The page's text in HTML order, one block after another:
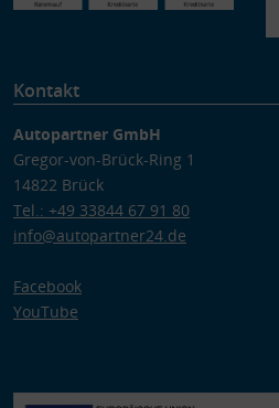
Kontakt
Autopartner GmbH
Gregor-von-Brück-Ring 1
14822 Brück
Tel.: +49 33844 67 91 80
info@autopartner24.de
Facebook
YouTube